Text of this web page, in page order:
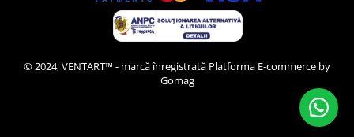
© 2024, VENTART™ - marcă înregistrată Platforma E-commerce by
Gomag